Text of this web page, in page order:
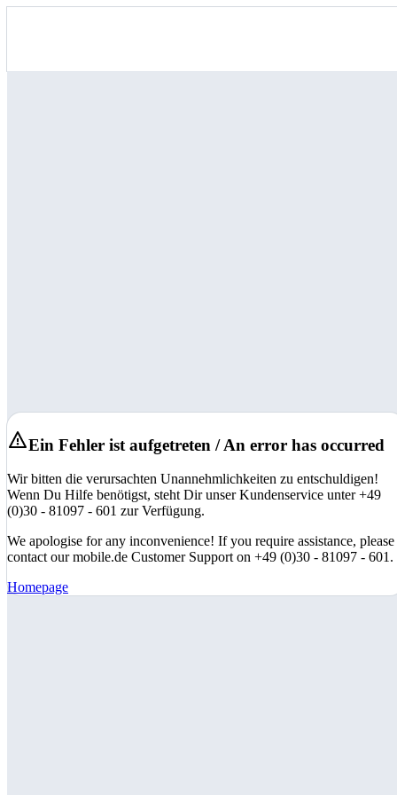
Ein Fehler ist aufgetreten / An error has occurred
Wir bitten die verursachten Unannehmlichkeiten zu entschuldigen!
Wenn Du Hilfe benötigst, steht Dir unser Kundenservice unter +49
(0)30 - 81097 - 601 zur Verfügung.
We apologise for any inconvenience! If you require assistance, please
contact our mobile.de Customer Support on +49 (0)30 - 81097 - 601.
Homepage